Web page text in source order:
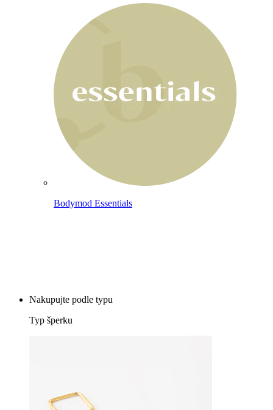
Bodymod Essentials
Nakupujte podle typu
Typ šperku